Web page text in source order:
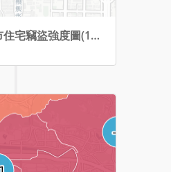
"更新版"臺北市住宅竊盜強度圖(104年1月-9月，納入警察局及派出所點位)